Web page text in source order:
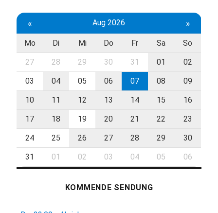
« Aug 2026 »
Mo Di Mi Do Fr Sa So
27 28 29 30 31 01 02
03 04 05 06 07 08 09
10 11 12 13 14 15 16
17 18 19 20 21 22 23
24 25 26 27 28 29 30
31 01 02 03 04 05 06
KOMMENDE SENDUNG